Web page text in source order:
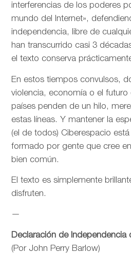
interferencias de los poderes
mundo del Internet»,
independencia, libre de
han transcurrido casi 3
el texto conserva
En estos tiempos convulsos,
violencia, economía o el
países penden de un hilo,
estas líneas. Y mantener la
(el de todos) Ciberespacio
formado por gente que cree
bien común.
El texto es simplemente
disfruten.
—
Declaración de Independencia
(Por John Perry Barlow)